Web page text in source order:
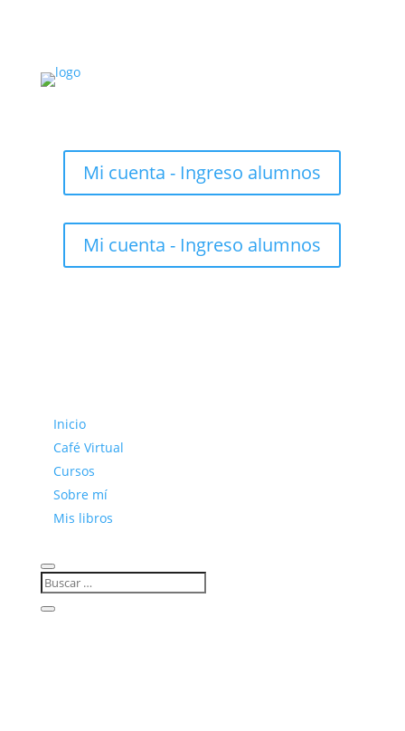
Mi cuenta - Ingreso alumnos
Mi cuenta - Ingreso alumnos
Inicio
Café Virtual
Cursos
Sobre mí
Mis libros